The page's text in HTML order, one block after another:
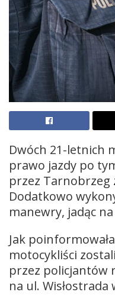
Dwóch 21-letnich
prawo jazdy po
przez Tarnobrzeg
Dodatkowo
manewry, jadąc
Jak
motocykliści
przez policjantów
na ul.